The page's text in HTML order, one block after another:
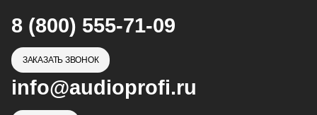
8 (800) 555-71-09
ЗАКАЗАТЬ ЗВОНОК
info@audioprofi.ru